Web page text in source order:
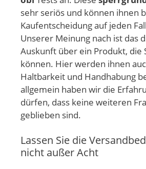
sehr seriös und können ihnen
Kaufentscheidung auf jeden
Unserer Meinung nach ist das
Auskunft über ein Produkt, die
können. Hier werden ihnen
Haltbarkeit und Handhabung
allgemein haben wir die
dürfen, dass keine weiteren
geblieben sind.
Lassen Sie die
nicht außer Acht